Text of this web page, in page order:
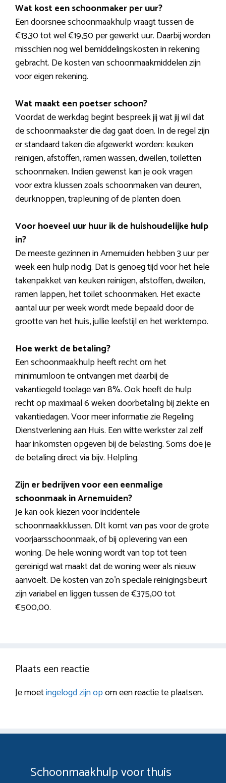
Wat kost een schoonmaker per uur?
Een doorsnee schoonmaakhulp vraagt tussen de
€13,30 tot wel €19,50 per gewerkt uur. Daarbij worden
misschien nog wel bemiddelingskosten in rekening
gebracht. De kosten van schoonmaakmiddelen zijn
voor eigen rekening.
Wat maakt een poetser schoon?
Voordat de werkdag begint bespreek jij wat jij wil dat
de schoonmaakster die dag gaat doen. In de regel zijn
er standaard taken die afgewerkt worden: keuken
reinigen, afstoffen, ramen wassen, dweilen, toiletten
schoonmaken. Indien gewenst kan je ook vragen
voor extra klussen zoals schoonmaken van deuren,
deurknoppen, trapleuning of de planten doen.
Voor hoeveel uur huur ik de huishoudelijke hulp
in?
De meeste gezinnen in Arnemuiden hebben 3 uur per
week een hulp nodig. Dat is genoeg tijd voor het hele
takenpakket van keuken reinigen, afstoffen, dweilen,
ramen lappen, het toilet schoonmaken. Het exacte
aantal uur per week wordt mede bepaald door de
grootte van het huis, jullie leefstijl en het werktempo.
Hoe werkt de betaling?
Een schoonmaakhulp heeft recht om het
minimumloon te ontvangen met daarbij de
vakantiegeld toelage van 8%. Ook heeft de hulp
recht op maximaal 6 weken doorbetaling bij ziekte en
vakantiedagen. Voor meer informatie zie Regeling
Dienstverlening aan Huis. Een witte werkster zal zelf
haar inkomsten opgeven bij de belasting. Soms doe je
de betaling direct via bijv. Helpling.
Zijn er bedrijven voor een eenmalige
schoonmaak in Arnemuiden?
Je kan ook kiezen voor incidentele
schoonmaakklussen. DIt komt van pas voor de grote
voorjaarsschoonmaak, of bij oplevering van een
woning. De hele woning wordt van top tot teen
gereinigd wat maakt dat de woning weer als nieuw
aanvoelt. De kosten van zo’n speciale reinigingsbeurt
zijn variabel en liggen tussen de €375,00 tot
€500,00.
Plaats een reactie
Je moetingelogd zijn opom een reactie te plaatsen.
Schoonmaakhulp voor thuis